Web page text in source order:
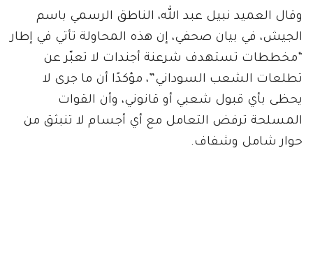
وقال العميد نبيل عبد الله، الناطق الرسمي باسم
الجيش، في بيان صحفي، إن هذه المحاولة تأتي في إطار
“مخططات تستهدف شرعنة أجندات لا تعبّر عن
تطلعات الشعب السوداني”، مؤكدًا أن ما جرى لا
يحظى بأي قبول شعبي أو قانوني، وأن القوات
المسلحة ترفض التعامل مع أي أجسام لا تنبثق من
حوار شامل وشفاف.